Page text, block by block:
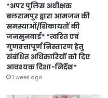
*अपर पुलिस अधीक्षक
बलरामपुर द्वारा आमजन की
समस्याओं/शिकायतों की
जनसुनवाई* *त्वरित एवं
गुणवत्तापूर्ण निस्तारण हेतु
संबंधित अधिकारियों को दिए
आवश्यक दिशा-निर्देश*
1 week ago